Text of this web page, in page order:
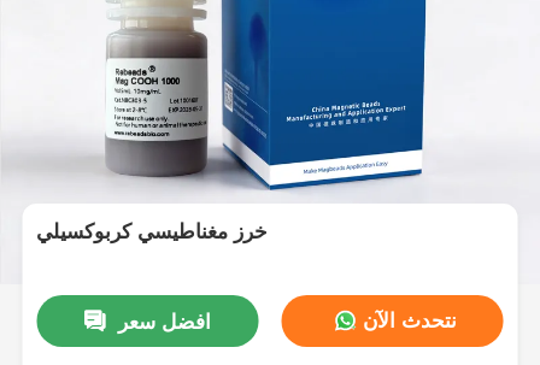
خرز مغناطيسي كربوكسيلي
افضل سعر نتحدث الآن